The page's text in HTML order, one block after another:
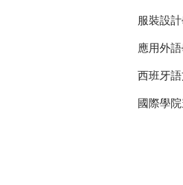
服裝設
應用外
西班牙
國際學